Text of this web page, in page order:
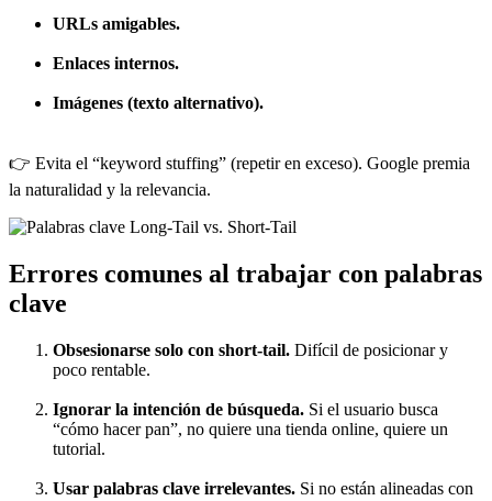
URLs amigables.
Enlaces internos.
Imágenes (texto alternativo).
👉 Evita el “keyword stuffing” (repetir en exceso). Google premia
la naturalidad y la relevancia.
Errores comunes al trabajar con palabras
clave
Obsesionarse solo con short-tail. Difícil de posicionar y
poco rentable.
Ignorar la intención de búsqueda. Si el usuario busca
“cómo hacer pan”, no quiere una tienda online, quiere un
tutorial.
Usar palabras clave irrelevantes. Si no están alineadas con